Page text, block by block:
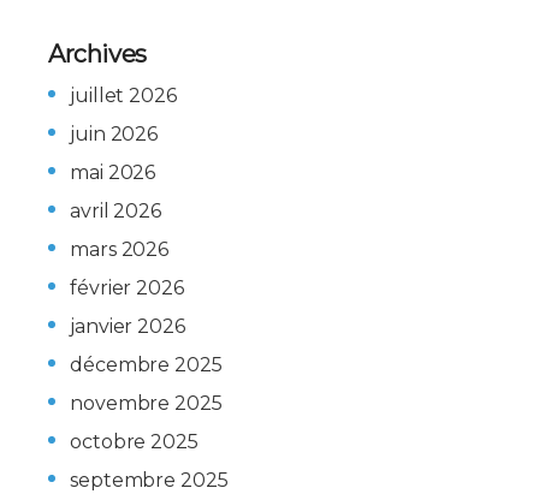
Archives
juillet 2026
juin 2026
mai 2026
avril 2026
mars 2026
février 2026
janvier 2026
décembre 2025
novembre 2025
octobre 2025
septembre 2025